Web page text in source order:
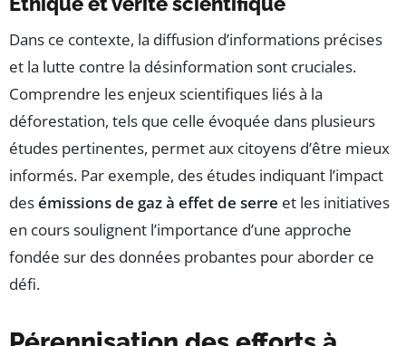
Dans ce contexte, la diffusion d’informations précises
et la lutte contre la désinformation sont cruciales.
Comprendre les enjeux scientifiques liés à la
déforestation, tels que celle évoquée dans plusieurs
études pertinentes, permet aux citoyens d’être mieux
informés. Par exemple, des études indiquant l’impact
desémissions de gaz à effet de serre et les initiatives
en cours soulignent l’importance d’une approche
fondée sur des données probantes pour aborder ce
défi.